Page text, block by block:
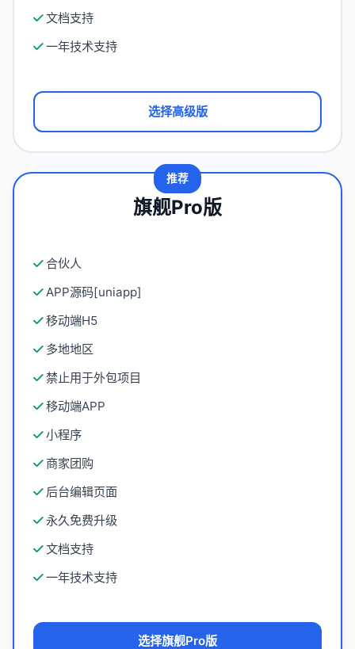
文档支持
一年技术支持
选择高级版
推荐
旗舰Pro版
合伙人
APP源码[uniapp]
移动端H5
多地地区
禁止用于外包项目
移动端APP
小程序
商家团购
后台编辑页面
永久免费升级
文档支持
一年技术支持
选择旗舰Pro版